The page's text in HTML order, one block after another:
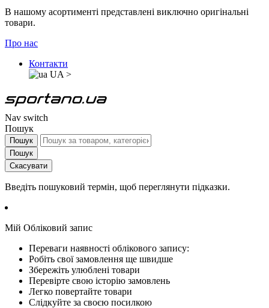
В нашому асортименті представлені виключно оригінальні
товари.
Про нас
Контакти
UA >
Nav switch
Пошук
Пошук
Пошук
Скасувати
Введіть пошуковий термін, щоб переглянути підказки.
Мій Обліковий запис
Переваги наявності облікового запису:
Робіть свої замовлення ще швидше
Збережіть улюблені товари
Перевірте свою історію замовлень
Легко повертайте товари
Слідкуйте за своєю посилкою